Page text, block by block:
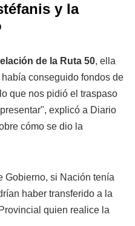
y la
de la Ruta 50, ella
conseguido fondos de
que nos pidió el traspaso
explicó a Diario
cómo se dio la
Gobierno, si Nación tenía
haber transferido a la
quien realice la